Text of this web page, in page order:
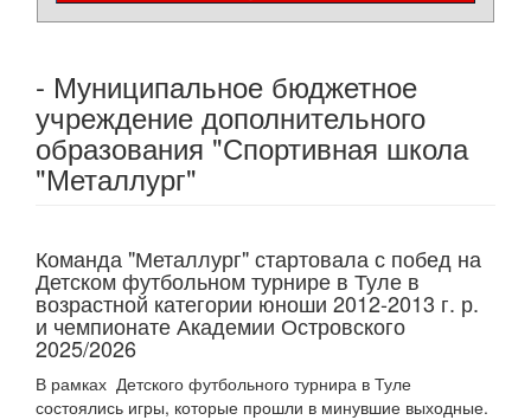
- Муниципальное бюджетное
учреждение дополнительного
образования "Спортивная школа
"Металлург"
Команда "Металлург" стартовала с побед на
Детском футбольном турнире в Туле в
возрастной категории юноши 2012-2013 г. р.
и чемпионате Академии Островского
2025/2026
В рамках Детского футбольного турнира в Туле
состоялись игры, которые прошли в минувшие выходные.